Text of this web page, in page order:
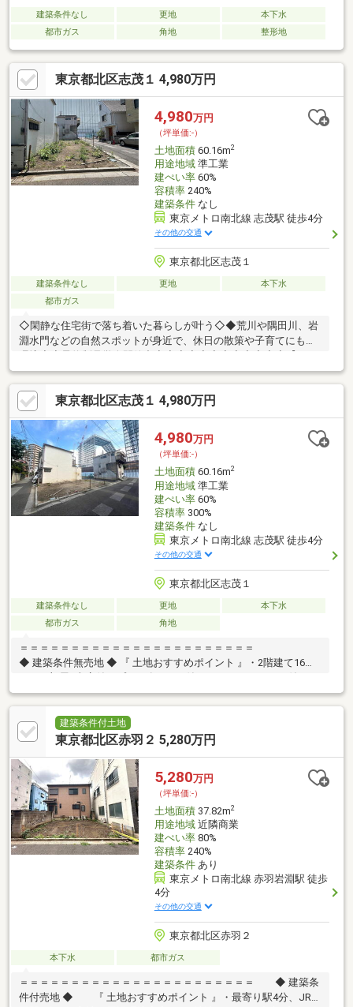
建築条件なし 更地
本下水
都市ガス
角地 整形地
東京都北区志茂１ 4,980万円
4,980万円
（坪単価:-）
土地面積60.16m2
用途地域準工業
建ぺい率60%
容積率240%
建築条件なし
東京メトロ南北線 志茂駅 徒歩4分
その他の交通
東京都北区志茂１
建築条件なし 更地
本下水
都市ガス
◇閑静な住宅街で落ち着いた暮らしが叶う◇◆荒川や隅田川、岩
淵水門などの自然スポットが身近で、休日の散策や子育てにも好
フプラン】本物件においての住宅ローンシュミレーションはもち
ろん、本物件購入後10～20年後のライフサイクルお変化を見据え
た長期的なライフプランシュミレーション実施します。【物件調
査報告書】本物件に関する独自の物件調査報告書を作成します。
重要事項説明に載らないような住んでから気になる事項を色々な
角度から調査して、お客様にとっての購入リスクの有無を徹底的
に確認して提供します。◆◇◆◇◆◇◆◇◆◇◆
東京都北区志茂１ 4,980万円
4,980万円
（坪単価:-）
土地面積60.16m2
用途地域準工業
建ぺい率60%
容積率300%
建築条件なし
東京メトロ南北線 志茂駅 徒歩4分
その他の交通
東京都北区志茂１
建築条件なし 更地
本下水
都市ガス
角地
＝＝＝＝＝＝＝＝＝＝＝＝＝＝＝＝＝＝＝＝＝＝＝
◆ 建築条件無売地 ◆ 『 土地おすすめポイント 』・2階建て16帖
LDK×3部屋×車庫付きプラン有・WIC付やルーフバルコニー付きも
叶います♪・スーパー・小学校・保育園が徒歩圏内 … 毎日のお買
い物やお子様の送り迎えもラクラク・建築条件無し … 理想の住ま
いを自由に設計・角地につき開放感良好 … 陽当たり・通風も期待
できる『 ロケーション 』・志茂、赤羽駅利用可 … 通勤・通学も
画のご相談可能＝＝＝＝＝＝＝＝＝＝＝＝＝＝＝＝＝＝＝＝＝＝
＝
建築条件付土地
東京都北区赤羽２ 5,280万円
5,280万円
（坪単価:-）
土地面積37.82m2
用途地域近隣商業
建ぺい率80%
容積率240%
建築条件あり
東京メトロ南北線 赤羽岩淵駅 徒歩
4分
その他の交通
東京都北区赤羽２
本下水 都市ガス
＝＝＝＝＝＝＝＝＝＝＝＝＝＝＝＝＝＝＝＝＝＝＝ ◆ 建築条
件付売地 ◆ 『 土地おすすめポイント 』・最寄り駅4分、JR赤